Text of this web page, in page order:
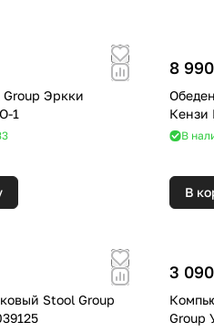
Эркки
1
8
Кензи
В
В
Stool Group
3
Group